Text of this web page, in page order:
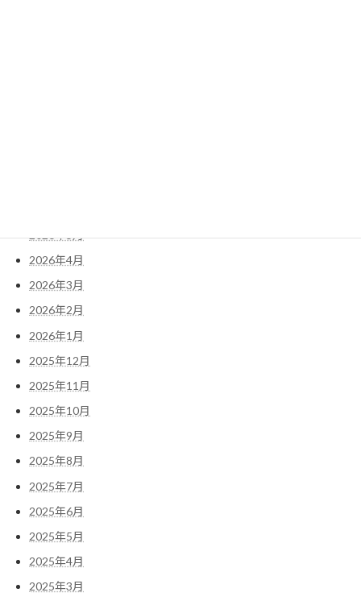
2026年5月
2026年4月
2026年3月
2026年2月
2026年1月
2025年12月
2025年11月
2025年10月
2025年9月
2025年8月
2025年7月
2025年6月
2025年5月
2025年4月
2025年3月